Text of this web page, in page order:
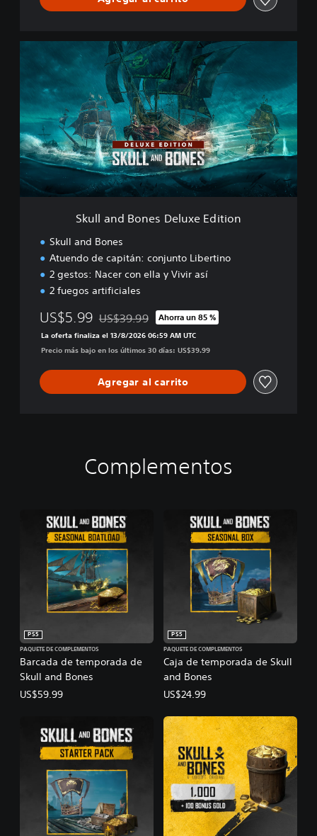
l
a
d
B
n
e
Skull and Bones Deluxe Edition
Skull and Bones
Atuendo de capitán: conjunto Libertino
2 gestos: Nacer con ella y Vivir así
2 fuegos artificiales
US$5.99 Rebajado del precio original de US$39.99
US$39.99 Ahorra un 85 %
La oferta finaliza el 13/8/2026 06:59 AM UTC
Precio más bajo en los últimos 30 días: US$39.99
Agregar al carrito
Complementos
Barcada de temporada de
Skull and Bones
PS5
PAQUETE DE COMPLEMENTOS
US$59.99
Caja de temporada de Skull
and Bones
PS5
PAQUETE DE COMPLEMENTOS
US$24.99